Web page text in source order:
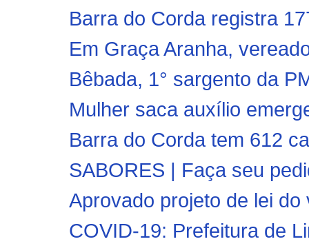
Barra do Corda registra
Em Graça Aranha,
Bêbada, 1° sargento da
Mulher saca auxílio
Barra do Corda tem 612
SABORES | Faça seu
Aprovado projeto de lei
COVID-19: Prefeitura de